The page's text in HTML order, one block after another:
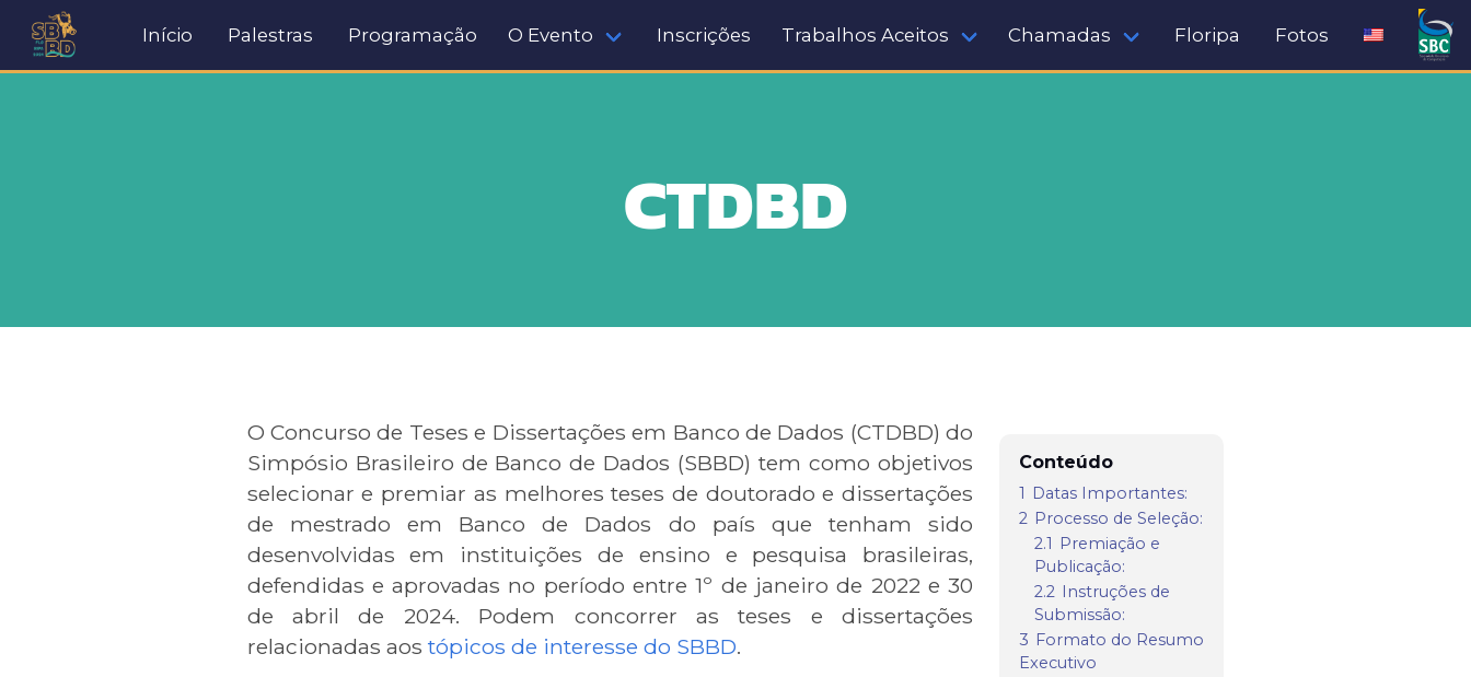
Início Palestras Programação O Evento Inscrições Trabalhos Aceitos Chamadas Floripa Fotos
CTDBD
O Concurso de Teses e Dissertações em Banco de Dados (CTDBD) do
Simpósio Brasileiro de Banco de Dados (SBBD) tem como objetivos
selecionar e premiar as melhores teses de doutorado e dissertações
de mestrado em Banco de Dados do país que tenham sido
desenvolvidas em instituições de ensino e pesquisa brasileiras,
defendidas e aprovadas no período entre 1º de janeiro de 2022 e 30
de abril de 2024. Podem concorrer as teses e dissertações
relacionadas aos tópicos de interesse do SBBD.
Conteúdo
1 Datas Importantes:
2 Processo de Seleção:
2.1 Premiação e
Publicação:
2.2 Instruções de
Submissão:
3 Formato do Resumo
Executivo